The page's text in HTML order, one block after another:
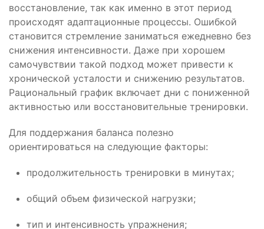
восстановление, так как именно в этот период
происходят адаптационные процессы. Ошибкой
становится стремление заниматься ежедневно без
снижения интенсивности. Даже при хорошем
самочувствии такой подход может привести к
хронической усталости и снижению результатов.
Рациональный график включает дни с пониженной
активностью или восстановительные тренировки.
Для поддержания баланса полезно
ориентироваться на следующие факторы:
продолжительность тренировки в минутах;
общий объем физической нагрузки;
тип и интенсивность упражнения;